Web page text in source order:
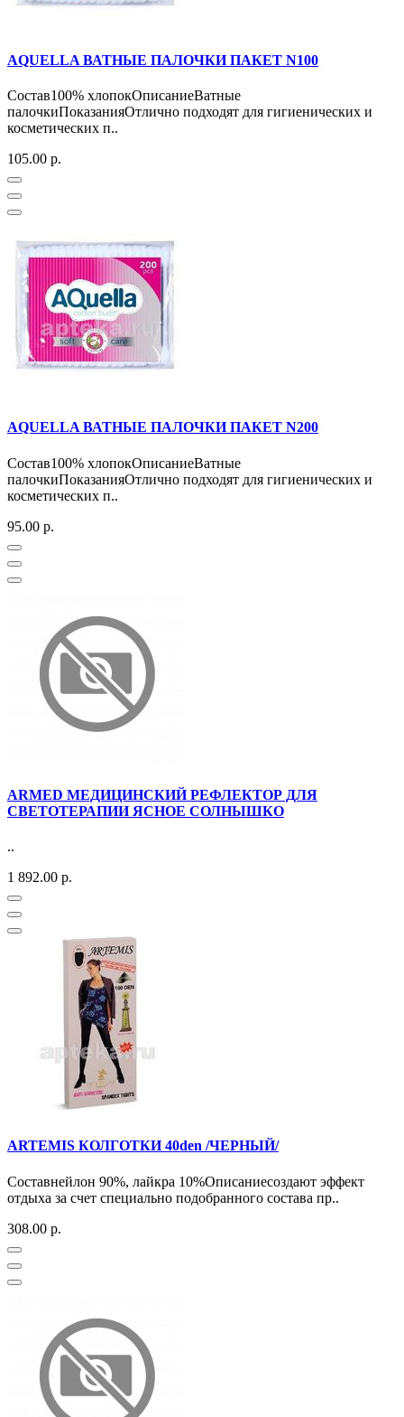
AQUELLA ВАТНЫЕ ПАЛОЧКИ ПАКЕТ N100
Состав100% хлопокОписаниеВатные
палочкиПоказанияОтлично подходят для гигиенических и
косметических п..
105.00 р.
AQUELLA ВАТНЫЕ ПАЛОЧКИ ПАКЕТ N200
Состав100% хлопокОписаниеВатные
палочкиПоказанияОтлично подходят для гигиенических и
косметических п..
95.00 р.
ARMED МЕДИЦИНСКИЙ РЕФЛЕКТОР ДЛЯ
СВЕТОТЕРАПИИ ЯСНОЕ СОЛНЫШКО
..
1 892.00 р.
ARTEMIS КОЛГОТКИ 40den /ЧЕРНЫЙ/
Составнейлон 90%, лайкра 10%Описаниесоздают эффект
отдыха за счет специально подобранного состава пр..
308.00 р.